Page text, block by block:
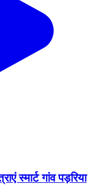
स्मार्ट गांव पड़रिया